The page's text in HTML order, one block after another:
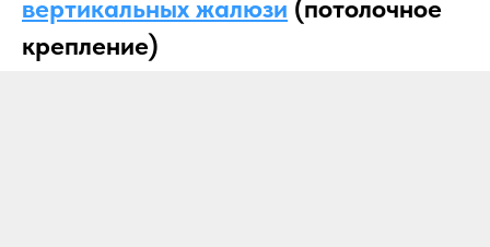
вертикальных жалюзи (потолочное
крепление)